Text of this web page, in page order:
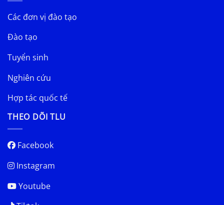
Các đơn vị đào tạo
Đào tạo
Tuyển sinh
Nghiên cứu
Hợp tác quốc tế
THEO DÕI TLU
Facebook
Instagram
Youtube